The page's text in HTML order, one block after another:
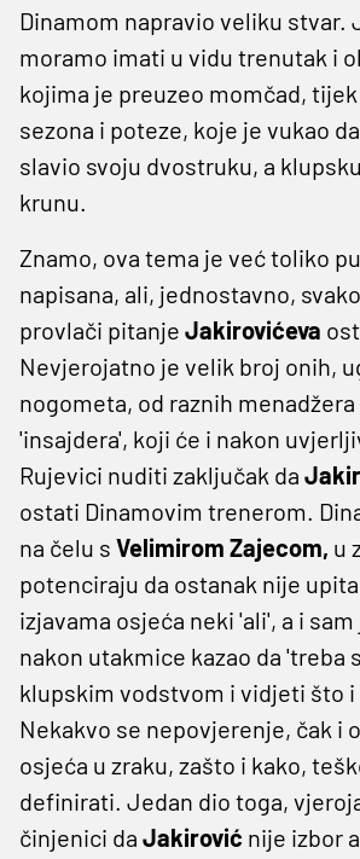
Dinamom napravio veliku stvar.
moramo imati u vidu trenutak i
kojima je preuzeo momčad,
sezona i poteze, koje je vukao
slavio svoju dvostruku, a
krunu.
Znamo, ova tema je već toliko
napisana, ali, jednostavno,
provlači pitanje Jakirovićeva
Nevjerojatno je velik broj onih,
nogometa, od raznih
'insajdera', koji će i nakon
Rujevici nuditi zaključak da
ostati Dinamovim trenerom.
na čelu s Velimirom Zajecom, u
potenciraju da ostanak nije
izjavama osjeća neki 'ali', a i sam
nakon utakmice kazao da 'treba
klupskim vodstvom i vidjeti što i
Nekakvo se nepovjerenje, čak i
osjeća u zraku, zašto i kako,
definirati. Jedan dio toga,
činjenici da Jakirović nije izbor